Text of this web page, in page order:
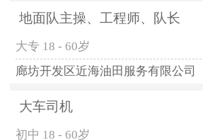
地面队主操、工程师、队长
大专 18 - 60岁
廊坊开发区近海油田服务有限公司
大车司机
初中 18 - 60岁